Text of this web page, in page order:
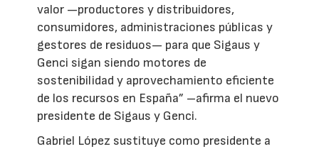
valor —productores y distribuidores,
consumidores, administraciones públicas y
gestores de residuos— para que Sigaus y
Genci sigan siendo motores de
sostenibilidad y aprovechamiento eficiente
de los recursos en España” –afirma el nuevo
presidente de Sigaus y Genci.
Gabriel López sustituye como presidente a